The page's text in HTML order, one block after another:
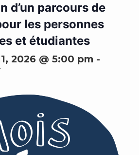
d’un parcours de
les personnes
et étudiantes
2026 @ 5:00 pm-